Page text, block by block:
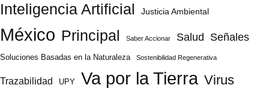
Inteligencia Artificial Justicia Ambiental
México Principal Saber Accionar Salud Señales
Soluciones Basadas en la Naturaleza Sostenibilidad Regenerativa
Trazabilidad UPY Va por la Tierra Virus